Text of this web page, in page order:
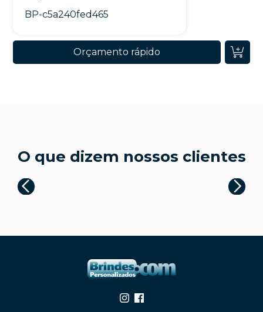
BP-c5a240fed465
Orçamento rápido
O que dizem nossos clientes